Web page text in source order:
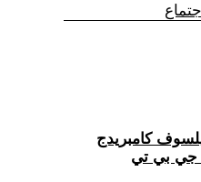
كامبريدج
جي بي تي